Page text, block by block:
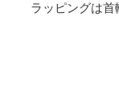
ラッピングは首